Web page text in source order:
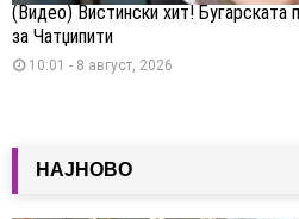
(Видео) Вистински хит! Бугарската
за Чатџипити
10:01 - 8 август, 2026
НАЈНОВО